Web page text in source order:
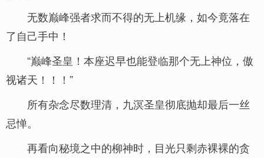
无数巅峰强者求而不得的无上机缘，如今竟落在
了自己手中！
“巅峰圣皇！本座迟早也能登临那个无上神位，傲
视诸天！！！”
所有杂念尽数理清，九溟圣皇彻底抛却最后一丝
忌惮。
再看向秘境之中的柳神时，目光只剩赤裸裸的贪